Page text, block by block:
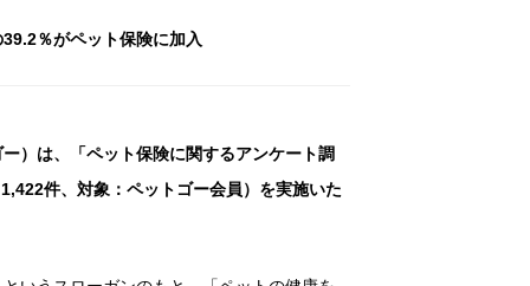
％がペット保険に加入
）は、「ペット保険に関するアンケート調
件、対象：ペットゴー会員）を実施いた